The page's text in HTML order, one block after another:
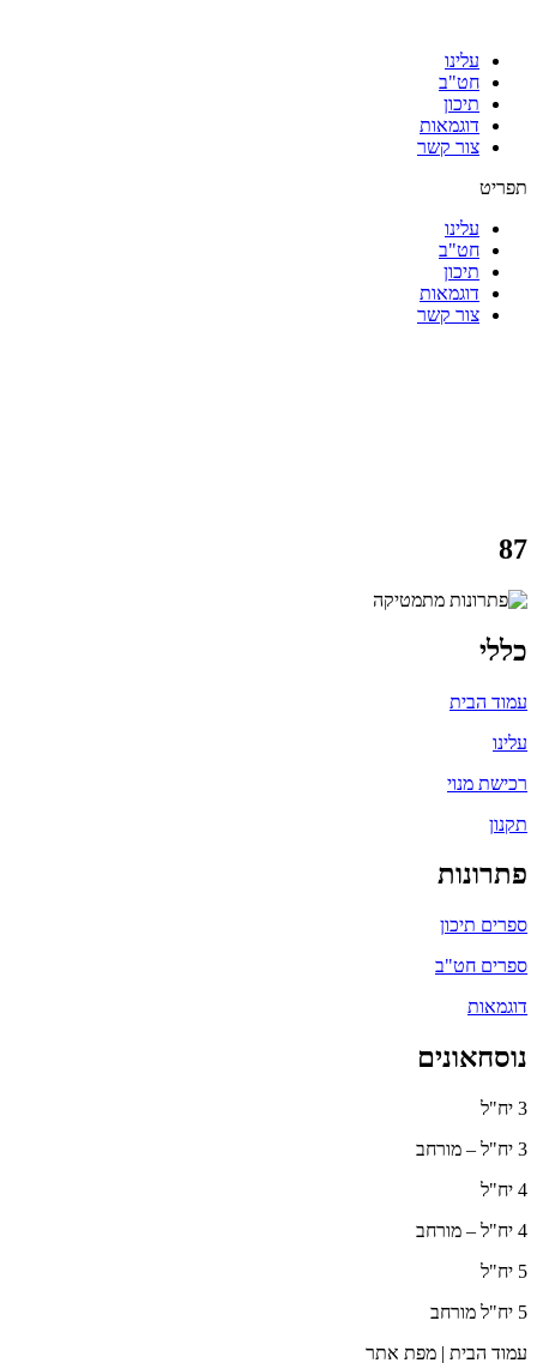
עלינו
חט"ב
תיכון
דוגמאות
צור קשר
תפריט
עלינו
חט"ב
תיכון
דוגמאות
צור קשר
87
כללי
עמוד הבית
עלינו
רכישת מנוי
תקנון
פתרונות
ספרים תיכון
ספרים חט"ב
דוגמאות
נוסחאונים
3 יח"ל
3 יח"ל – מורחב
4 יח"ל
4 יח"ל – מורחב
5 יח"ל
5 יח"ל מורחב
עמוד הבית | מפת אתר